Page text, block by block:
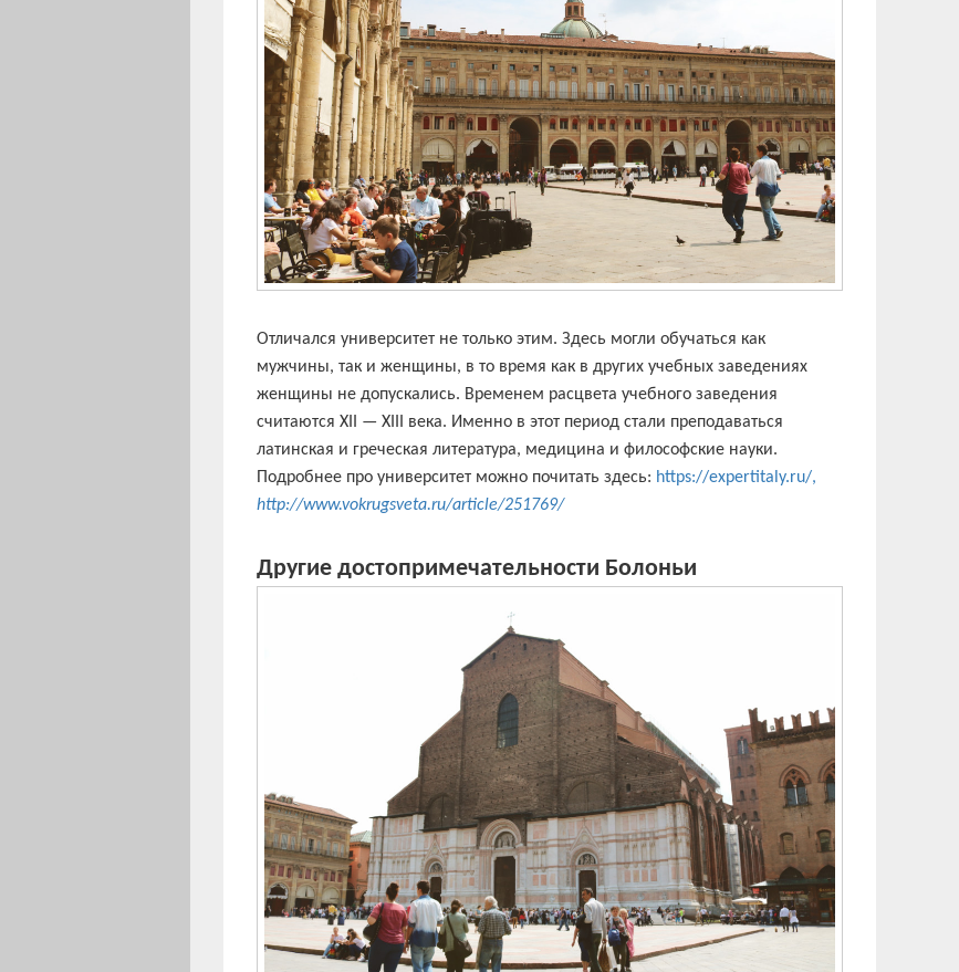
Отличался университет не только этим. Здесь могли обучаться как
мужчины, так и женщины, в то время как в других учебных заведениях
женщины не допускались. Временем расцвета учебного заведения
считаются XII — XIII века. Именно в этот период стали преподаваться
латинская и греческая литература, медицина и философские науки.
Подробнее про университет можно почитать здесь: https://expertitaly.ru/,
http://www.vokrugsveta.ru/article/251769/
Другие достопримечательности Болоньи